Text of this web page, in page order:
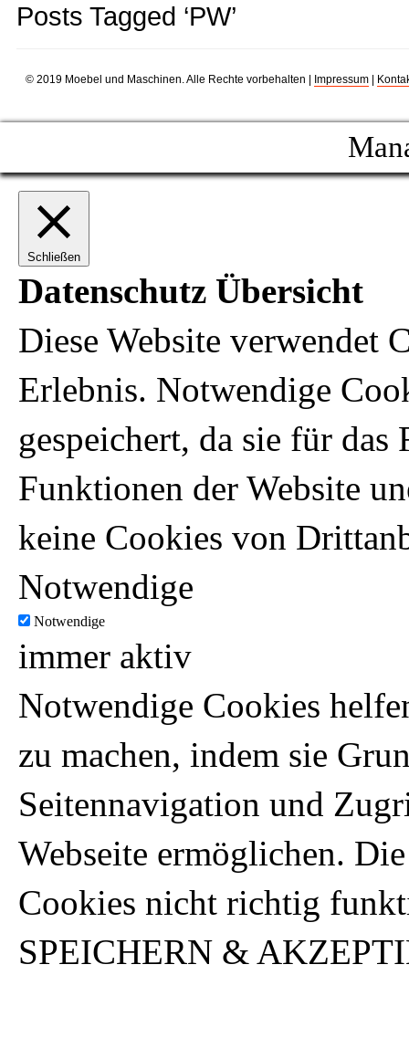
Posts Tagged ‘PW’
© 2019 Moebel und Maschinen. Alle Rechte vorbehalten | Impressum|
Schließen
Datenschutz Übersicht
Diese Website verwendet
Erlebnis. Notwendige
gespeichert, da sie für
Funktionen der Website
keine Cookies von
Notwendige
Notwendige
immer aktiv
Notwendige Cookies
zu machen, indem sie
Seitennavigation und
Webseite ermöglichen.
Cookies nicht richtig
SPEICHERN &